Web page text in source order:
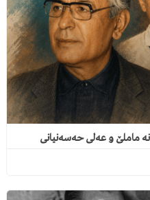
ماملێ و عەلی حەسەنیانی